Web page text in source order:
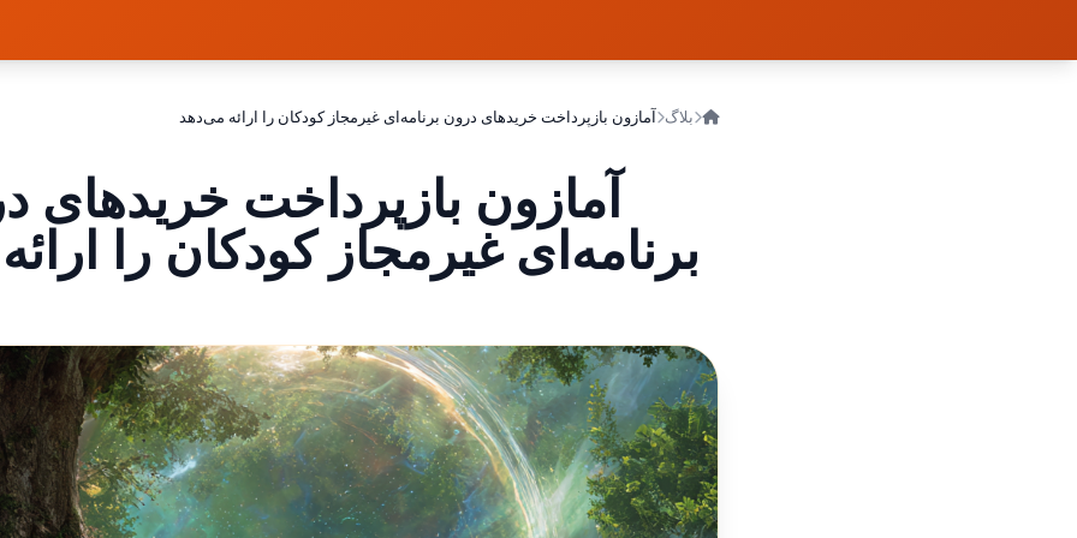
بلاگ آمازون بازپرداخت خریدهای درون برنامه‌ای غیرمجاز کودکان را ارائه می‌دهد
آمازون بازپرداخت خریدهای
برنامه‌ای غیرمجاز کودکان را